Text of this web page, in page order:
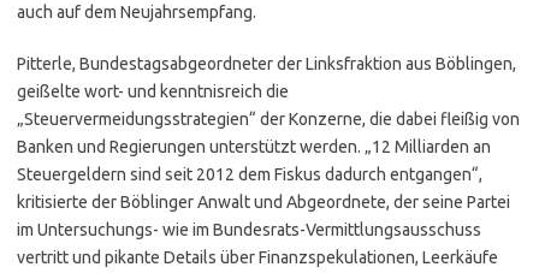
auch auf dem Neujahrsempfang.
Pitterle, Bundestagsabgeordneter der Linksfraktion aus Böblingen,
geißelte wort- und kenntnisreich die
„Steuervermeidungsstrategien“ der Konzerne, die dabei fleißig von
Banken und Regierungen unterstützt werden. „12 Milliarden an
Steuergeldern sind seit 2012 dem Fiskus dadurch entgangen“,
kritisierte der Böblinger Anwalt und Abgeordnete, der seine Partei
im Untersuchungs- wie im Bundesrats-Vermittlungsausschuss
vertritt und pikante Details über Finanzspekulationen, Leerkäufe